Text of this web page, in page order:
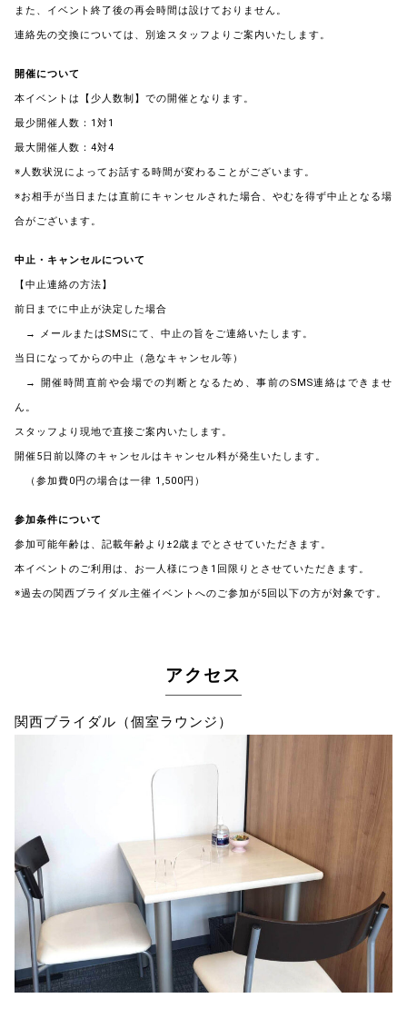
また、イベント終了後の再会時間は設けておりません。
連絡先の交換については、別途スタッフよりご案内いたします。
開催について
本イベントは【少人数制】での開催となります。
最少開催人数：1対1
最大開催人数：4対4
※人数状況によってお話する時間が変わることがございます。
※お相手が当日または直前にキャンセルされた場合、やむを得ず中止となる場
合がございます。
中止・キャンセルについて
【中止連絡の方法】
前日までに中止が決定した場合
→ メールまたはSMSにて、中止の旨をご連絡いたします。
当日になってからの中止（急なキャンセル等）
→ 開催時間直前や会場での判断となるため、事前のSMS連絡はできませ
ん。
スタッフより現地で直接ご案内いたします。
開催5日前以降のキャンセルはキャンセル料が発生いたします。
（参加費0円の場合は一律 1,500円）
参加条件について
参加可能年齢は、記載年齢より±2歳までとさせていただきます。
本イベントのご利用は、お一人様につき1回限りとさせていただきます。
※過去の関西ブライダル主催イベントへのご参加が5回以下の方が対象です。
アクセス
関西ブライダル（個室ラウンジ）